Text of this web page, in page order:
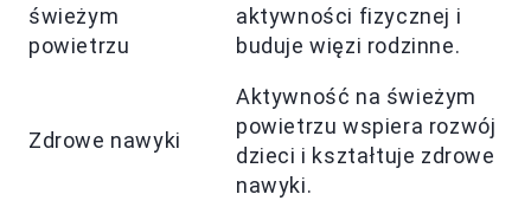
świeżym
powietrzu
aktywności fizycznej i
buduje więzi rodzinne.
Zdrowe nawyki
Aktywność na świeżym
powietrzu wspiera rozwój
dzieci i kształtuje zdrowe
nawyki.